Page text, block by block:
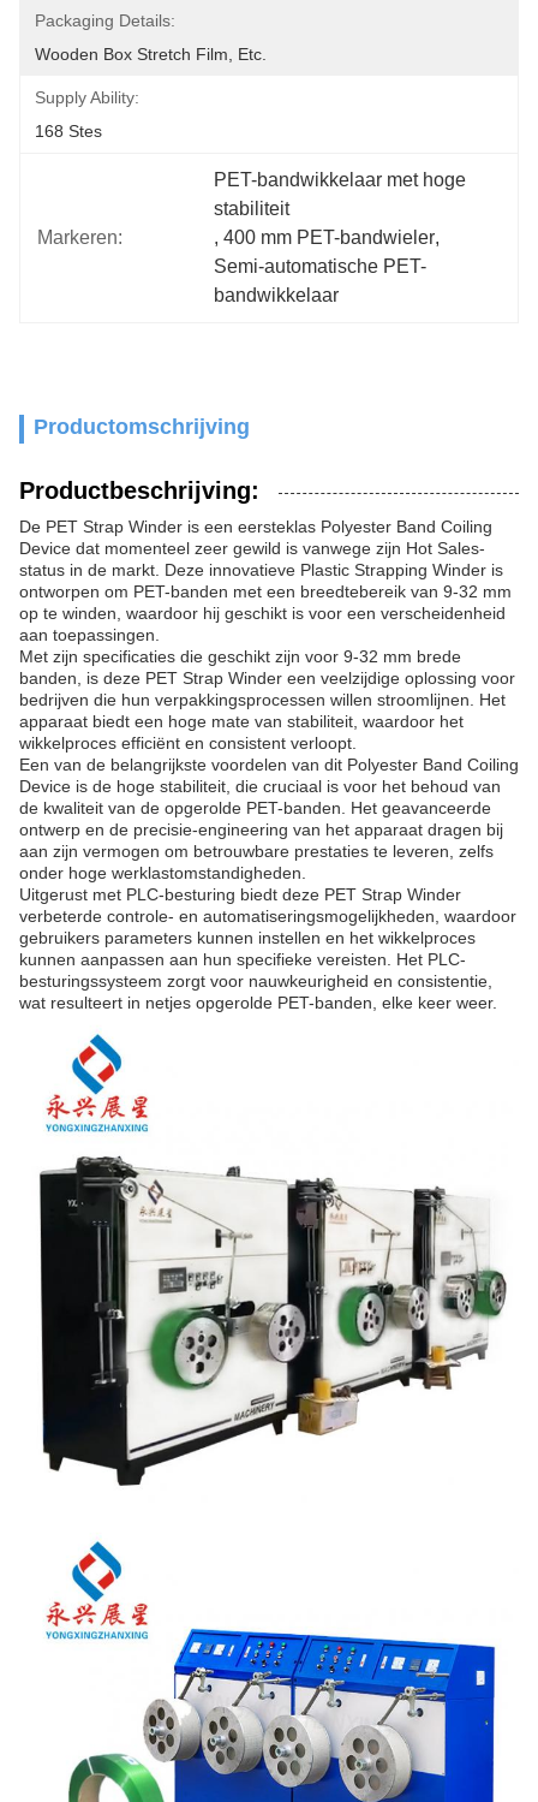
Packaging Details:
Wooden Box Stretch Film, Etc.
Supply Ability:
168 Stes
Markeren:
PET-bandwikkelaar met hoge
stabiliteit
, 400 mm PET-bandwieler,
Semi-automatische PET-
bandwikkelaar
Productomschrijving
Productbeschrijving:
De PET Strap Winder is een eersteklas Polyester Band Coiling
Device dat momenteel zeer gewild is vanwege zijn Hot Sales-
status in de markt. Deze innovatieve Plastic Strapping Winder is
ontworpen om PET-banden met een breedtebereik van 9-32 mm
op te winden, waardoor hij geschikt is voor een verscheidenheid
aan toepassingen.
Met zijn specificaties die geschikt zijn voor 9-32 mm brede
banden, is deze PET Strap Winder een veelzijdige oplossing voor
bedrijven die hun verpakkingsprocessen willen stroomlijnen. Het
apparaat biedt een hoge mate van stabiliteit, waardoor het
wikkelproces efficiënt en consistent verloopt.
Een van de belangrijkste voordelen van dit Polyester Band Coiling
Device is de hoge stabiliteit, die cruciaal is voor het behoud van
de kwaliteit van de opgerolde PET-banden. Het geavanceerde
ontwerp en de precisie-engineering van het apparaat dragen bij
aan zijn vermogen om betrouwbare prestaties te leveren, zelfs
onder hoge werklastomstandigheden.
Uitgerust met PLC-besturing biedt deze PET Strap Winder
verbeterde controle- en automatiseringsmogelijkheden, waardoor
gebruikers parameters kunnen instellen en het wikkelproces
kunnen aanpassen aan hun specifieke vereisten. Het PLC-
besturingssysteem zorgt voor nauwkeurigheid en consistentie,
wat resulteert in netjes opgerolde PET-banden, elke keer weer.